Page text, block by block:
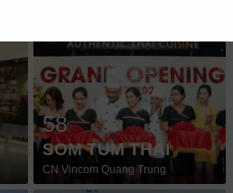
58
SOM TUM THAI
CN Vincom Quang Trung